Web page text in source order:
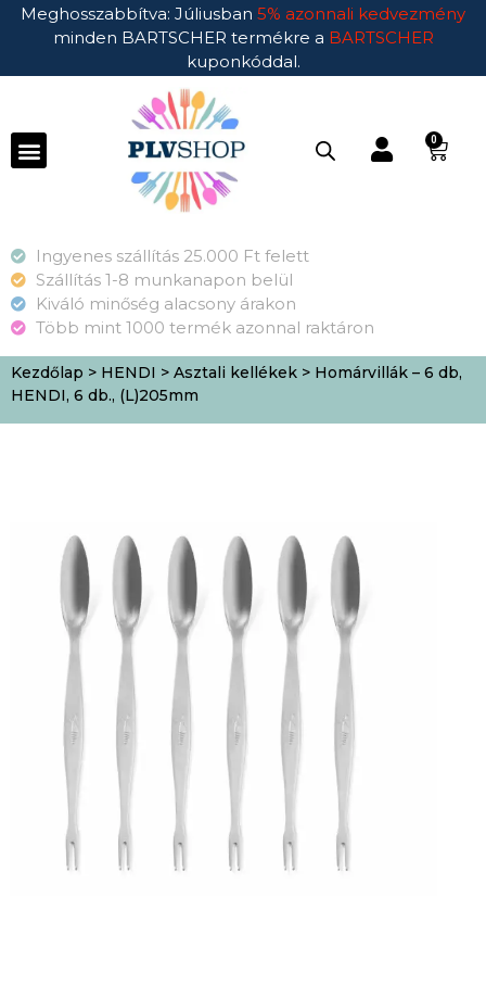
Meghosszabbítva: Júliusban 5% azonnali kedvezmény
minden BARTSCHER termékre a BARTSCHER
kuponkóddal.
0
Ingyenes szállítás 25.000 Ft felett
Szállítás 1-8 munkanapon belül
Kiváló minőség alacsony árakon
Több mint 1000 termék azonnal raktáron
Kezdőlap > HENDI > Asztali kellékek > Homárvillák – 6 db,
HENDI, 6 db., (L)205mm